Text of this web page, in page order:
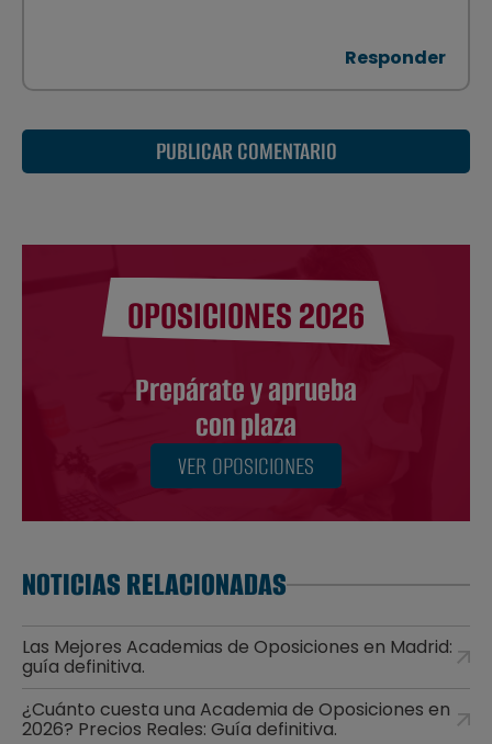
Responder
PUBLICAR COMENTARIO
OPOSICIONES 2026
Prepárate y aprueba
con plaza
VER OPOSICIONES
NOTICIAS RELACIONADAS
Las Mejores Academias de Oposiciones en Madrid:
guía definitiva.
¿Cuánto cuesta una Academia de Oposiciones en
2026? Precios Reales: Guía definitiva.